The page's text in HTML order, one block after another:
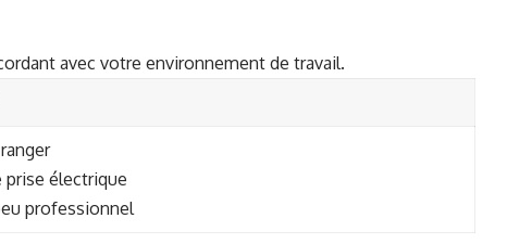
avec votre environnement de travail.
prise électrique
professionnel